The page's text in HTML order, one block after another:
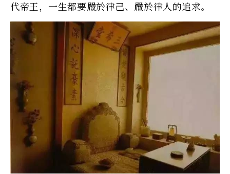
代帝王，一生都要嚴於律己、嚴於律人的追求。